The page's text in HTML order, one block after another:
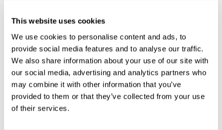
This website uses cookies
We use cookies to personalise content and ads, to
provide social media features and to analyse our traffic.
We also share information about your use of our site with
our social media, advertising and analytics partners who
may combine it with other information that you’ve
provided to them or that they’ve collected from your use
of their services.
Yoga nidra med Sam Aziz
Kroppsscanning som hjälper nervsystemet att varva ner
och kroppen att slappna av på djupet.
LAGRE I FAVORITTER
PASSAR ALLA